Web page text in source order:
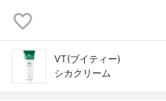
VT(ブイティー)
シカクリーム